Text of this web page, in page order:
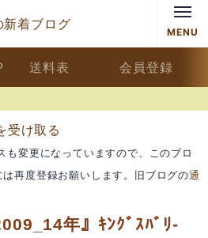
新着ブログ
MENU
送料表 会員登録
受け取る
も変更になっていますので、このブロ
再度登録お願いします。旧ブログの通
年』ｷﾝｸﾞｽﾊﾞﾘ-